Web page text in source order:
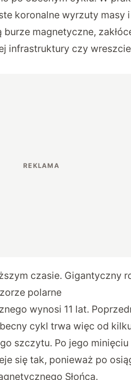
koronalne wyrzuty masy
magnetyczne,
infrastruktury czy
czasie. Gigantyczny
polarne
wynosi 11 lat.
cykl trwa więc od
szczytu. Po jego
się tak, ponieważ po
Słońca.